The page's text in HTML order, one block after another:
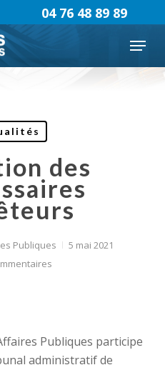
Menu
04 76 48 89 89
des
Publiques
5 mai 2021
Publiques participe
administratif de